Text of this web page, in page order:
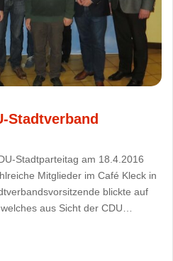
Stadtverband
Stadtparteitag am 18.4.2016
Mitglieder im Café Kleck in
blickte auf
aus Sicht der CDU…